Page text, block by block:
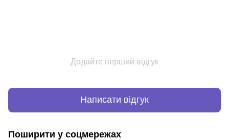
Додайте перший відгук
Написати відгук
Поширити у соцмережах